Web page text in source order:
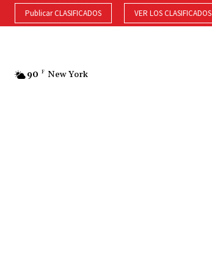
Publicar CLASIFICADOS VER LOS CLASIFICADOS
90 F New York